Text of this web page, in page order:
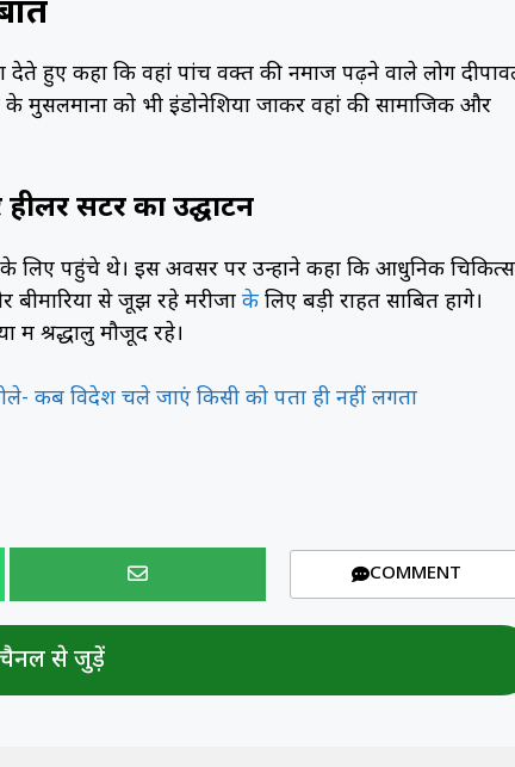
देते हुए कहा कि वहां पांच वक्त की नमाज पढ़ने वाले लोग
मुसलमानों को भी इंडोनेशिया जाकर वहां की सामाजिक और
सेंटर का उद्घाटन
के लिए पहुंचे थे। इस अवसर पर उन्होंने कहा कि आधुनिक
से जूझ रहे मरीजों के लिए बड़ी राहत साबित होंगे।
में श्रद्धालु मौजूद रहे।
कब विदेश चले जाएं किसी को पता ही नहीं लगता
COMMENT
चैनल से जुड़ें